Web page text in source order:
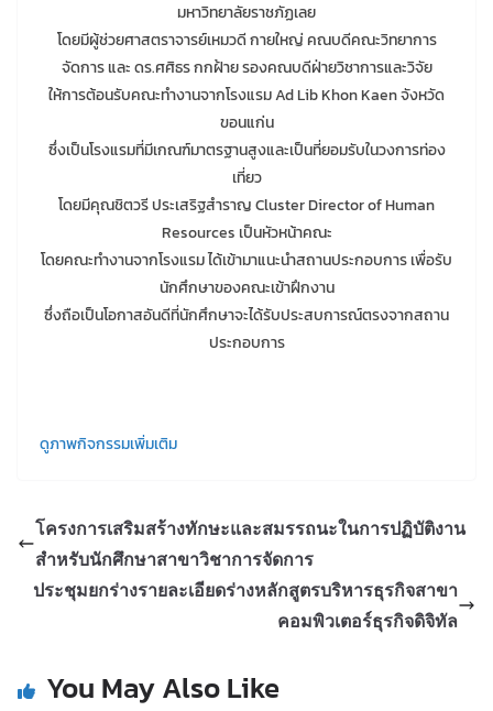
มหาวิทยาลัยราชภัฏเลย
โดยมีผู้ช่วยศาสตราจารย์เหมวดี กายใหญ่ คณบดีคณะวิทยาการ
จัดการ และ ดร.ศศิธร กกฝ้าย รองคณบดีฝ่ายวิชาการและวิจัย
ให้การต้อนรับคณะทํางานจากโรงแรม Ad Lib Khon Kaen จังหวัด
ขอนแก่น
ซึ่งเป็นโรงแรมที่มีเกณฑ์มาตรฐานสูงและเป็นที่ยอมรับในวงการท่อง
เที่ยว
โดยมีคุณชิตวรี ประเสริฐสําราญ Cluster Director of Human
Resources เป็นหัวหน้าคณะ
โดยคณะทํางานจากโรงแรม ได้เข้ามาแนะนําสถานประกอบการ เพื่อรับ
นักศึกษาของคณะเข้าฝึกงาน
ซึ่งถือเป็นโอกาสอันดีที่นักศึกษาจะได้รับประสบการณ์ตรงจากสถาน
ประกอบการ
ดูภาพกิจกรรมเพิ่มเติม
โครงการเสริมสร้างทักษะและสมรรถนะในการปฏิบัติงาน
สำหรับนักศึกษาสาขาวิชาการจัดการ
ประชุมยกร่างรายละเอียดร่างหลักสูตรบริหารธุรกิจสาขา
คอมพิวเตอร์ธุรกิจดิจิทัล
You May Also Like